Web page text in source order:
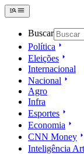
Buscar
Política
Eleições
Internacional
Nacional
Agro
Infra
Esportes
Economia
CNN Money
Inteligência